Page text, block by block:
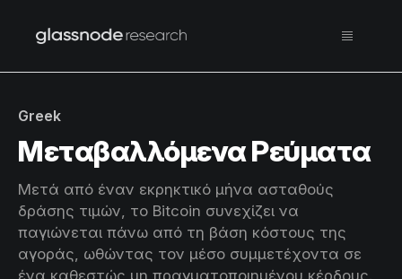
Greek
Μεταβαλλόμενα Ρεύματα
Μετά από έναν εκρηκτικό μήνα ασταθούς
δράσης τιμών, το Bitcoin συνεχίζει να
παγιώνεται πάνω από τη βάση κόστους της
αγοράς, ωθώντας τον μέσο συμμετέχοντα σε
ένα καθεστώς μη πραγματοποιημένου κέρδους.